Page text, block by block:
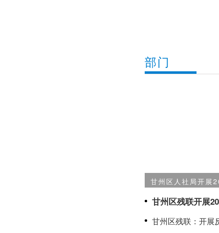
部门
甘州区人社局开展
甘州区残联开展
一”活动
甘州区残联：开展